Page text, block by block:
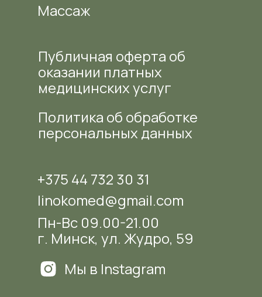
Массаж
Публичная оферта об
оказании платных
медицинских услуг
+375 44 732 30 31
linokomed@gmail.com
Пн-Вс 09.00-21.00
г. Минск, ул. Жудро, 59
Политика об обработке
персональных данных
Мы в Instagram